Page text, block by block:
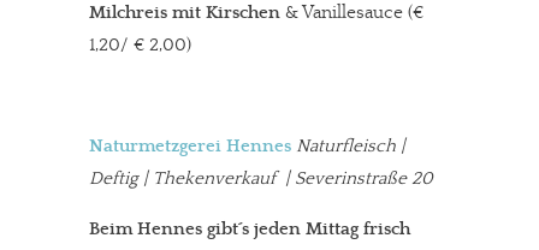
Milchreis mit Kirschen & Vanillesauce (€
1,20/ € 2,00)
Naturmetzgerei Hennes Naturfleisch |
Deftig | Thekenverkauf | Severinstraße 20
Beim Hennes gibt´s jeden Mittag frisch